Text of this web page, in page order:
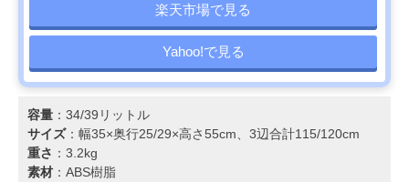
楽天市場で見る
Yahoo!で見る
容量 ：34/39リットル
サイズ：幅35×奥行25/29×高さ55cm、3辺合計115/120cm
重さ ：3.2kg
素材 ：ABS樹脂